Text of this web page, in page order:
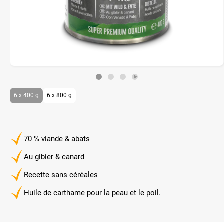
70 % viande & abats
Au gibier & canard
Recette sans céréales
Huile de carthame pour la peau et le poil.
6 x 400 g 6 x 800 g